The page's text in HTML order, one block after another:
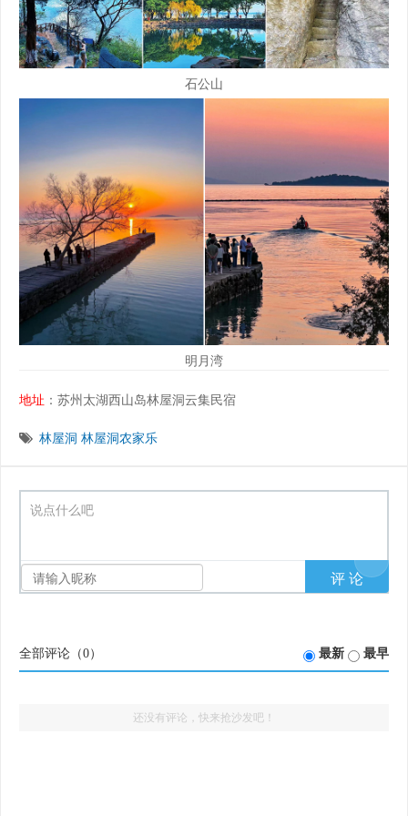
石公山
明月湾
地址 ：苏州太湖西山岛林屋洞云集民宿
林屋洞 林屋洞农家乐
说点什么吧
全部评论（0） 最新 最早
还没有评论，快来抢沙发吧！